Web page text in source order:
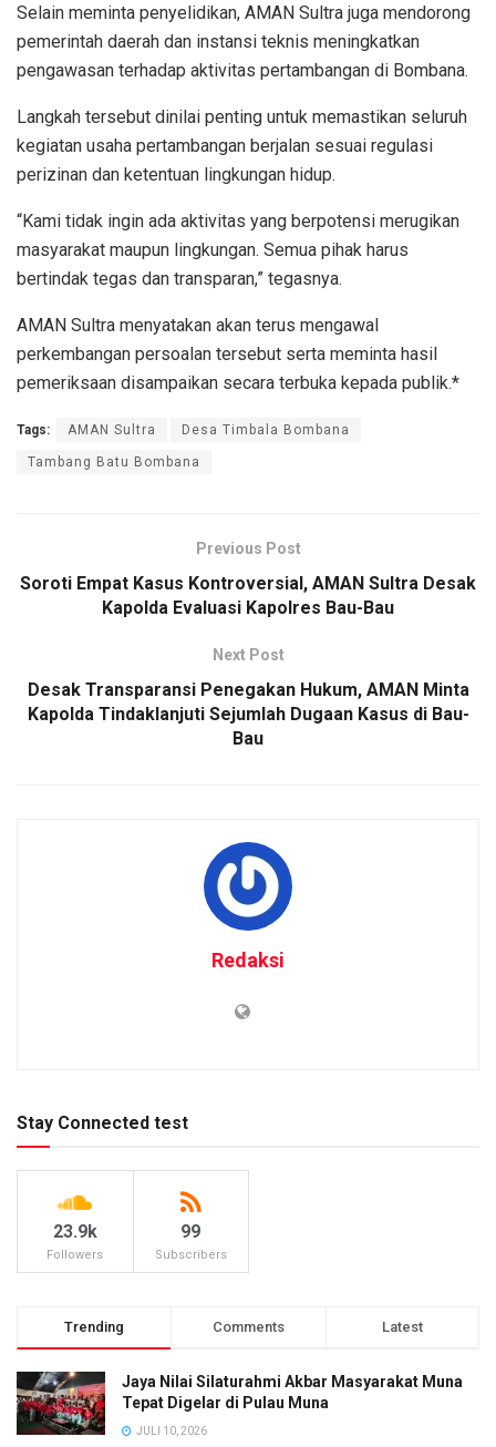
Selain meminta penyelidikan, AMAN Sultra juga mendorong
pemerintah daerah dan instansi teknis meningkatkan
pengawasan terhadap aktivitas pertambangan di Bombana.
Langkah tersebut dinilai penting untuk memastikan seluruh
kegiatan usaha pertambangan berjalan sesuai regulasi
perizinan dan ketentuan lingkungan hidup.
“Kami tidak ingin ada aktivitas yang berpotensi merugikan
masyarakat maupun lingkungan. Semua pihak harus
bertindak tegas dan transparan,” tegasnya.
AMAN Sultra menyatakan akan terus mengawal
perkembangan persoalan tersebut serta meminta hasil
pemeriksaan disampaikan secara terbuka kepada publik.*
Tags: AMAN Sultra Desa Timbala Bombana
Tambang Batu Bombana
Previous Post
Soroti Empat Kasus Kontroversial, AMAN Sultra Desak
Kapolda Evaluasi Kapolres Bau-Bau
Next Post
Desak Transparansi Penegakan Hukum, AMAN Minta
Kapolda Tindaklanjuti Sejumlah Dugaan Kasus di Bau-
Bau
Redaksi
Stay Connected test
23.9k
Followers
99
Subscribers
Trending Comments Latest
Jaya Nilai Silaturahmi Akbar Masyarakat Muna
Tepat Digelar di Pulau Muna
JULI 10, 2026